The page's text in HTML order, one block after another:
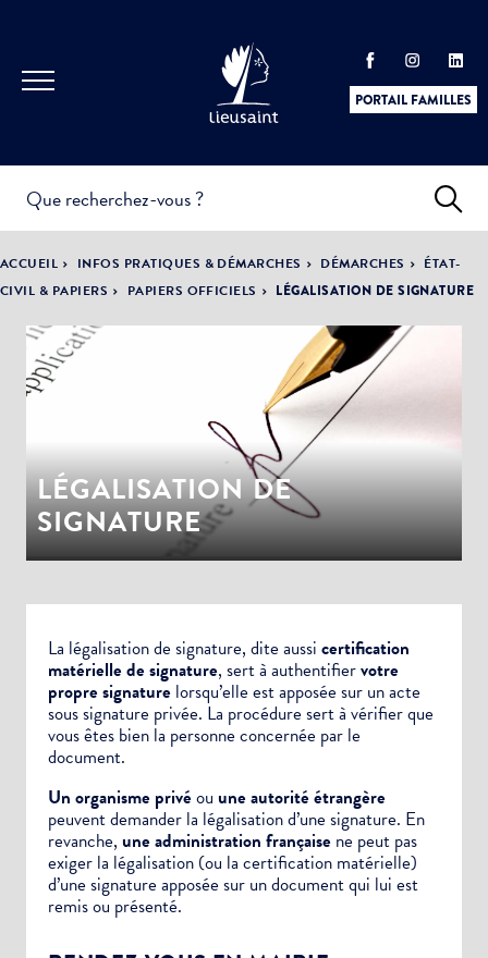
PORTAIL FAMILLES
PRATIQUES &
DÉMARCHES
ACTUALITÉS &
ÉVÈNEMENTS
DÉMOCRATIE
PARTICIPATIVE
ACCUEIL INFOS PRATIQUES & DÉMARCHES DÉMARCHES
ÉTAT-
CIVIL & PAPIERS
PAPIERS OFFICIELS LÉGALISATION DE SIGNATURE
LÉGALISATION DE
SIGNATURE
La légalisation de signature, dite aussi certification
matérielle de signature, sert à authentifiervotre
propre signature lorsqu’elle est apposée sur unacte
sous signature privée. La procédure sert à vérifier que
vous êtes bien la personne concernée par le
document.
Un organisme privéou une autorité étrangère
peuvent demander la légalisation d’une signature. En
revanche, une administration française ne peut pas
exiger la légalisation (ou la certification matérielle)
d’une signature apposée sur un document qui lui est
remis ou présenté.